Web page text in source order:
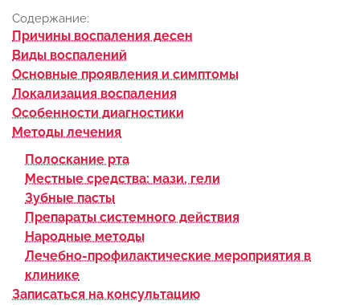
Содержание:
Причины воспаления десен
Виды воспалений
Основные проявления и симптомы
Локализация воспаления
Особенности диагностики
Методы лечения
Полоскание рта
Местные средства: мази, гели
Зубные пасты
Препараты системного действия
Народные методы
Лечебно-профилактические мероприятия в
клинике
Записаться на консультацию